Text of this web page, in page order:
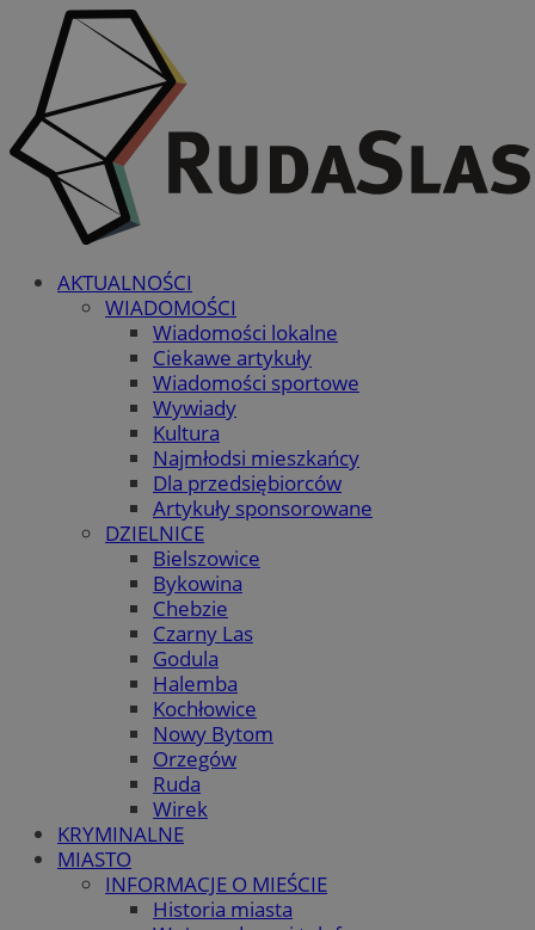
AKTUALNOŚCI
WIADOMOŚCI
Wiadomości lokalne
Ciekawe artykuły
Wiadomości sportowe
Wywiady
Kultura
Najmłodsi mieszkańcy
Dla przedsiębiorców
Artykuły sponsorowane
DZIELNICE
Bielszowice
Bykowina
Chebzie
Czarny Las
Godula
Halemba
Kochłowice
Nowy Bytom
Orzegów
Ruda
Wirek
KRYMINALNE
MIASTO
INFORMACJE O MIEŚCIE
Historia miasta